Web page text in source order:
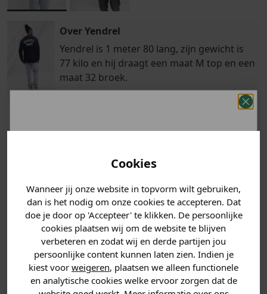
Cookies
Wanneer jij onze website in topvorm wilt gebruiken,
dan is het nodig om onze cookies te accepteren. Dat
doe je door op 'Accepteer' te klikken. De persoonlijke
cookies plaatsen wij om de website te blijven
verbeteren en zodat wij en derde partijen jou
persoonlijke content kunnen laten zien. Indien je
kiest voor weigeren, plaatsen we alleen functionele
en analytische cookies welke ervoor zorgen dat de
Over Yendrel
Yendrel is 1 meter 80 lang, zijn gewicht is
77 kilo en hij draagt een maat M top en een
maat 32 broek.
is morgen in huis!*
PRODUCTINFORMATIE
MATERIAAL & WASVOORSCHRIFT
ANDERE BESTELDEN OOK
korting ontvangen!
Vertel ons waar je naar op
zoek bent en claim direct
jouwkorting.
Heren kleding